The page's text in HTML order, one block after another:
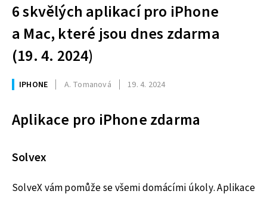
6 skvělých aplikací pro iPhone
a Mac, které jsou dnes zdarma
(19. 4. 2024)
IPHONE A. Tomanová 19. 4. 2024
Aplikace pro iPhone zdarma
Solvex
SolveX vám pomůže se všemi domácími úkoly. Aplikace